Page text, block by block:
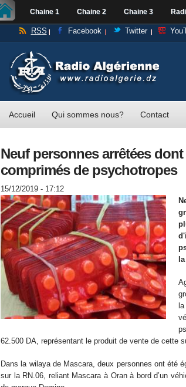
Chaine 1 Chaine 2 Chaine 3
RSS Facebook Twitter
Accueil Qui sommes nous? Contact
Neuf personnes arrêtées
comprimés de psychotropes
15/12/2019 - 17:12
62.500 DA, représentant le produit de vente de cette
Dans la wilaya de Mascara, deux personnes ont été
sur la RN.06, reliant Mascara à Oran à bord d’un